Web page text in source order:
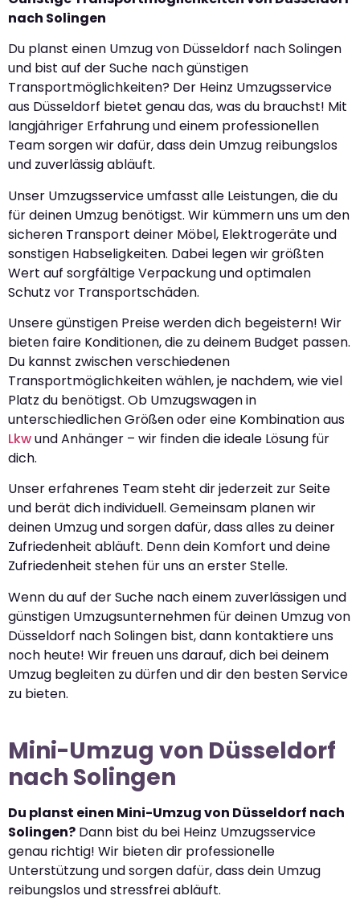
nach Solingen
Du planst einen Umzug von Düsseldorf nach Solingen
und bist auf der Suche nach günstigen
Transportmöglichkeiten? Der Heinz Umzugsservice
aus Düsseldorf bietet genau das, was du brauchst! Mit
langjähriger Erfahrung und einem professionellen
Team sorgen wir dafür, dass dein Umzug reibungslos
und zuverlässig abläuft.
Unser Umzugsservice umfasst alle Leistungen, die du
für deinen Umzug benötigst. Wir kümmern uns um den
sicheren Transport deiner Möbel, Elektrogeräte und
sonstigen Habseligkeiten. Dabei legen wir größten
Wert auf sorgfältige Verpackung und optimalen
Schutz vor Transportschäden.
Unsere günstigen Preise werden dich begeistern! Wir
bieten faire Konditionen, die zu deinem Budget passen.
Du kannst zwischen verschiedenen
Transportmöglichkeiten wählen, je nachdem, wie viel
Platz du benötigst. Ob Umzugswagen in
unterschiedlichen Größen oder eine Kombination aus
Lkwund Anhänger – wir finden die ideale Lösung für
dich.
Unser erfahrenes Team steht dir jederzeit zur Seite
und berät dich individuell. Gemeinsam planen wir
deinen Umzug und sorgen dafür, dass alles zu deiner
Zufriedenheit abläuft. Denn dein Komfort und deine
Zufriedenheit stehen für uns an erster Stelle.
Wenn du auf der Suche nach einem zuverlässigen und
günstigen Umzugsunternehmen für deinen Umzug von
Düsseldorf nach Solingen bist, dann kontaktiere uns
noch heute! Wir freuen uns darauf, dich bei deinem
Umzug begleiten zu dürfen und dir den besten Service
zu bieten.
Mini-Umzug von Düsseldorf
nach Solingen
Du planst einen Mini-Umzug von Düsseldorf nach
Solingen? Dann bist du bei Heinz Umzugsservice
genau richtig! Wir bieten dir professionelle
Unterstützung und sorgen dafür, dass dein Umzug
reibungslos und stressfrei abläuft.